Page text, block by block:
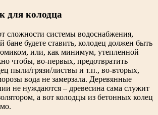
колодца
сложности системы водоснабжения,
бане будете ставить, колодец должен быть
или, как минимум, утепленной
чтобы, во-первых, предотвратить
пыли/грязи/листвы и т.п., во-вторых,
вода не замерзала. Деревянные
не нуждаются – древесина сама служит
а вот колодцы из бетонных колец